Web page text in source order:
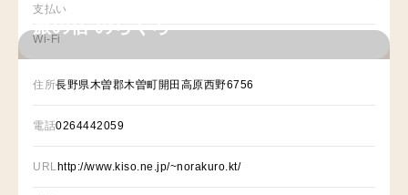
支払い
Wi-Fi
旅の宿 のらくろ
住所長野県木曽郡木曽町開田高原西野6756
電話0264442059
URLhttp://www.kiso.ne.jp/~norakuro.kt/